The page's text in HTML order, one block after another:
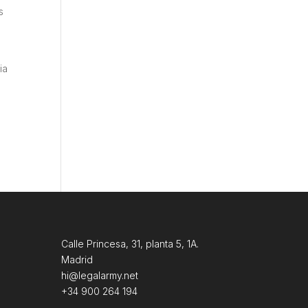
Calle Princesa, 31, planta 5, 1A.
Madrid
hi@legalarmy.net
+34 900 264 194